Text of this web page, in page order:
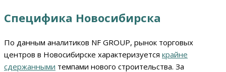
Специфика Новосибирска
По данным аналитиков NF GROUP, рынок торговых
центров в Новосибирске характеризуется крайне
сдержанными темпами нового строительства. За